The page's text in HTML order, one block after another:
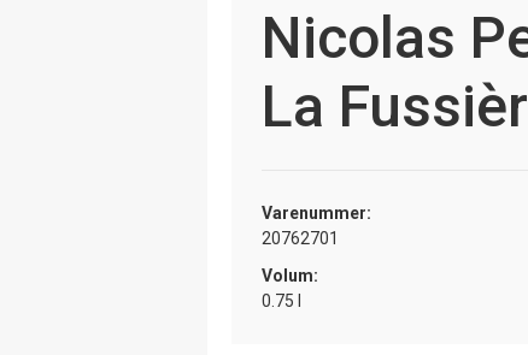
Nicolas
La
Varenummer:
20762701
Volum:
0.75 l